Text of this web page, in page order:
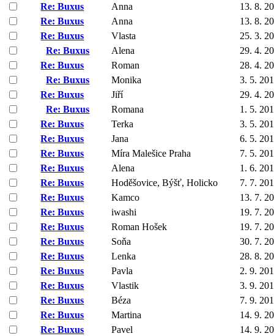
Re: Buxus Anna
13. 8.
Re: Buxus
Anna
13. 8.
Re: Buxus
Vlasta
25. 3.
Re: Buxus
Alena
29. 4.
Re: Buxus
Roman
28. 4.
Re: Buxus
Monika
3. 5.
Re: Buxus
Jiří
29. 4.
Re: Buxus
Romana
1. 5.
Re: Buxus
Terka
3. 5.
Re: Buxus
Jana
6. 5.
Re: Buxus
Míra Malešice Praha
7. 5.
Re: Buxus
Alena
1. 6.
Re: Buxus
Hoděšovice, Býšť, Holicko
7. 7.
Re: Buxus
Kamco
13. 7.
Re: Buxus
iwashi
19. 7.
Re: Buxus
Roman Hošek
19. 7.
Re: Buxus
Soňa
30. 7.
Re: Buxus
Lenka
28. 8.
Re: Buxus
Pavla
2. 9.
Re: Buxus
Vlastik
3. 9.
Re: Buxus
Béza
7. 9.
Re: Buxus
Martina
14. 9.
Re: Buxus
Pavel
14. 9.